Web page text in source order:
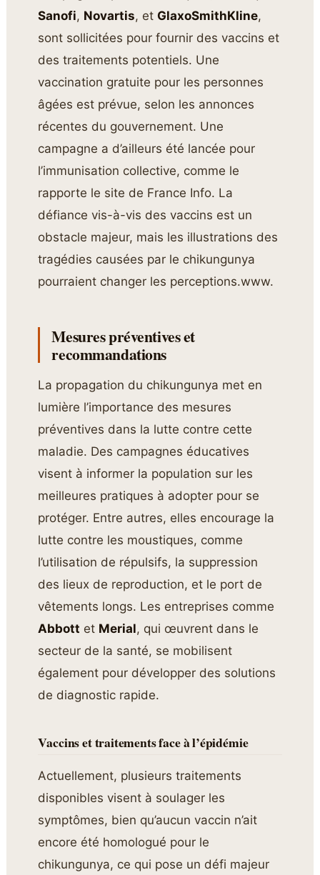
Sanofi, Novartis, et GlaxoSmithKline,
sont sollicitées pour fournir des vaccins et
des traitements potentiels. Une
vaccination gratuite pour les personnes
âgées est prévue, selon les annonces
récentes du gouvernement. Une
campagne a d’ailleurs été lancée pour
l’immunisation collective, comme le
rapporte le site de France Info. La
défiance vis-à-vis des vaccins est un
obstacle majeur, mais les illustrations des
tragédies causées par le chikungunya
pourraient changer les perceptions.www.
Mesures préventives et
recommandations
La propagation du chikungunya met en
lumière l’importance des mesures
préventives dans la lutte contre cette
maladie. Des campagnes éducatives
visent à informer la population sur les
meilleures pratiques à adopter pour se
protéger. Entre autres, elles encourage la
lutte contre les moustiques, comme
l’utilisation de répulsifs, la suppression
des lieux de reproduction, et le port de
vêtements longs. Les entreprises comme
Abbott et Merial, qui œuvrent dans le
secteur de la santé, se mobilisent
également pour développer des solutions
de diagnostic rapide.
Vaccins et traitements face à l’épidémie
Actuellement, plusieurs traitements
disponibles visent à soulager les
symptômes, bien qu’aucun vaccin n’ait
encore été homologué pour le
chikungunya, ce qui pose un défi majeur